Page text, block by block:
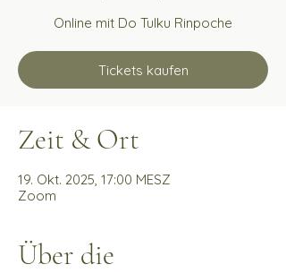
Online mit Do Tulku Rinpoche
Tickets kaufen
Zeit & Ort
19. Okt. 2025, 17:00 MESZ
Zoom
Über die